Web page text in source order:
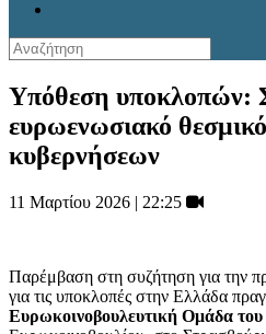
Υπόθεση υποκλοπών:
ευρωενωσιακό
κυβερνήσεων
11 Μαρτίου 2026 | 22:25
Παρέμβαση στη συζήτηση για την
για τις υποκλοπές στην Ελλάδα
Ευρωκοινοβουλευτική Ομάδα